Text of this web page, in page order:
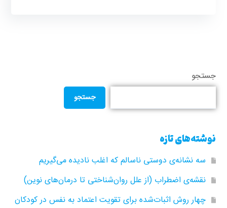
جستجو
جستجو
نوشته‌های تازه
سه نشانه‌ی دوستی ناسالم که اغلب نادیده می‌گیریم
نقشه‌ی اضطراب (از علل روان‌شناختی تا درمان‌های نوین)
چهار روش اثبات‌شده برای تقویت اعتماد به نفس در کودکان